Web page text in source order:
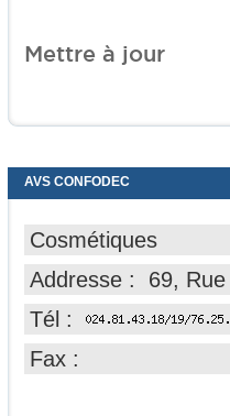
Mettre à jour
AVS CONFODEC
Cosmétiques
Addresse : 69, Rue
Tél :
Fax :